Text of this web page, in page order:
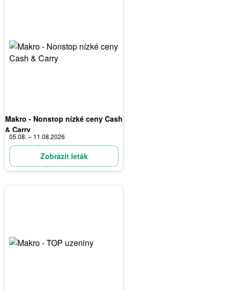
Makro - Nonstop nízké ceny Cash
& Carry
05.08. – 11.08.2026
Zobrazit leták